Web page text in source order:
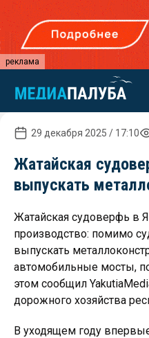
реклама
29 декабря 2025 / 17:10
Жатайская
выпускать
Жатайская судоверфь в
производство: помимо
выпускать
автомобильные мосты,
этом сообщил
дорожного хозяйства
В уходящем году